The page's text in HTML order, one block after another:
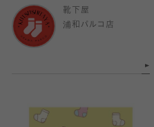
靴下屋
浦和パルコ店